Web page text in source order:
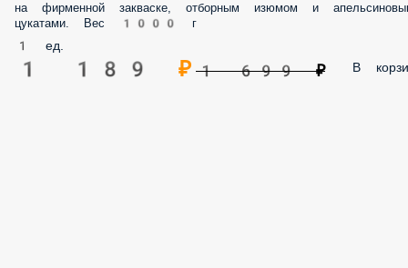
на фирменной закваске, отборным изюмом и
цукатами. Вес 1000 г
1 ед.
1 189 ₽ 1 699 ₽ В